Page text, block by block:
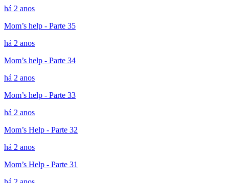
há 2 anos
Mom’s help - Parte 35
há 2 anos
Mom’s help - Parte 34
há 2 anos
Mom’s help - Parte 33
há 2 anos
Mom’s Help - Parte 32
há 2 anos
Mom’s Help - Parte 31